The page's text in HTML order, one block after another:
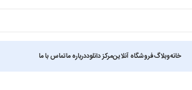
خانهوبلاگفروشگاه آنلاینمرکز دانلوددرباره ماتماس با ما